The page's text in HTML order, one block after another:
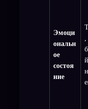
Эмоци
ональн
ое
состоя
ние
,